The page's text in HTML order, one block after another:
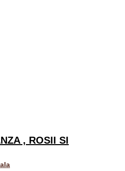
, ROSII SI